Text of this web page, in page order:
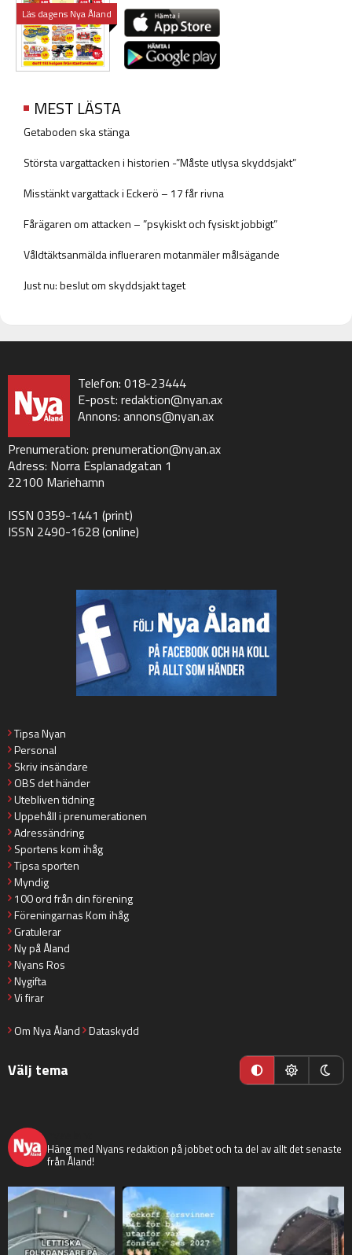
Läs dagens Nya Åland
MEST LÄSTA
Getaboden ska stänga
Största vargattacken i historien -”Måste utlysa skyddsjakt”
Misstänkt vargattack i Eckerö – 17 får rivna
Fårägaren om attacken – ”psykiskt och fysiskt jobbigt”
Våldtäktsanmälda influeraren motanmäler målsägande
Just nu: beslut om skyddsjakt taget
Telefon: 018-23444
E-post: redaktion@nyan.ax
Annons: annons@nyan.ax
Prenumeration: prenumeration@nyan.ax
Adress: Norra Esplanadgatan 1
22100 Mariehamn
ISSN 0359-1441 (print)
ISSN 2490-1628 (online)
Tipsa Nyan
Personal
Skriv insändare
OBS det händer
Utebliven tidning
Uppehåll i prenumerationen
Adressändring
Sportens kom ihåg
Tipsa sporten
Myndig
100 ord från din förening
Föreningarnas Kom ihåg
Gratulerar
Ny på Åland
Nyans Ros
Nygifta
Vi firar
Om Nya Åland Dataskydd
Välj tema
Häng med Nyans redaktion på jobbet och ta del av allt det senaste
från Åland!